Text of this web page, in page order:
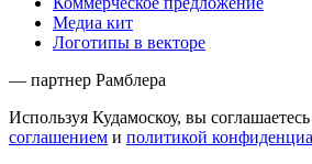
Медиа кит
Логотипы в векторе
— партнер Рамблера
Используя Кудамоскоу, вы соглашаетесь
соглашением и политикой